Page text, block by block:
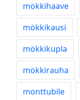
mökkihaave
mökkikausi
mökkikupla
mökkirauha
monttubile